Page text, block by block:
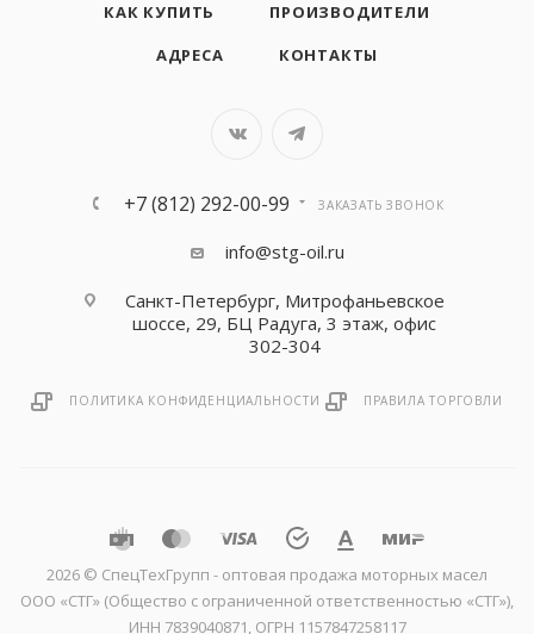
КАК КУПИТЬ
ПРОИЗВОДИТЕЛИ
АДРЕСА
КОНТАКТЫ
+7 (812) 292-00-99 ЗАКАЗАТЬ ЗВОНОК
info@stg-oil.ru
Санкт-Петербург, Митрофаньевское
шоссе, 29, БЦ Радуга, 3 этаж, офис
302-304
ПОЛИТИКА КОНФИДЕНЦИАЛЬНОСТИ ПРАВИЛА ТОРГОВЛИ
2026 © CпецТехГрупп - оптовая продажа моторных масел
ООО «СТГ» (Общество с ограниченной ответственностью «СТГ»),
ИНН 7839040871, ОГРН 1157847258117